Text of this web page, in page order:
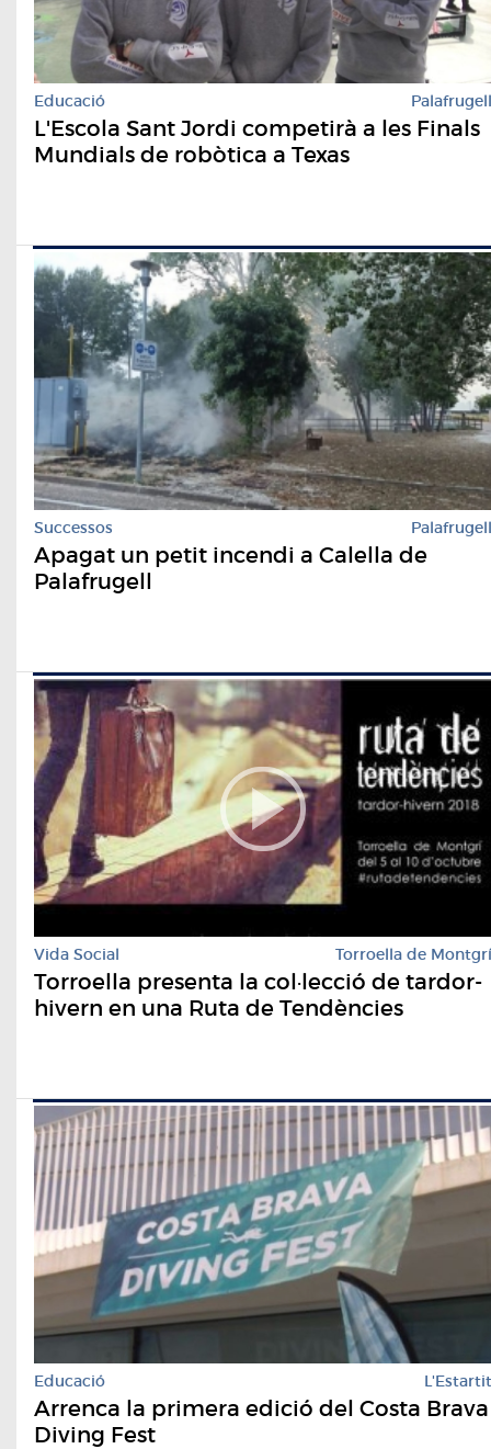
Educació Palafrugell
L'Escola Sant Jordi competirà a les Finals
Mundials de robòtica a Texas
Successos Palafrugell
Apagat un petit incendi a Calella de
Palafrugell
Vida Social Torroella de Montgrí
Torroella presenta la col·lecció de tardor-
hivern en una Ruta de Tendències
Educació L'Estartit
Arrenca la primera edició del Costa Brava
Diving Fest